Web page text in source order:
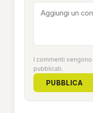
I commenti
pubblicati.
PUBBLICA